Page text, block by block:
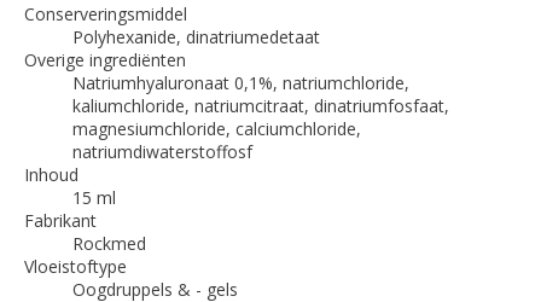
Conserveringsmiddel
Polyhexanide, dinatriumedetaat
Overige ingrediënten
Natriumhyaluronaat 0,1%, natriumchloride,
kaliumchloride, natriumcitraat, dinatriumfosfaat,
magnesiumchloride, calciumchloride,
natriumdiwaterstoffosf
Inhoud
15 ml
Fabrikant
Rockmed
Vloeistoftype
Oogdruppels & - gels